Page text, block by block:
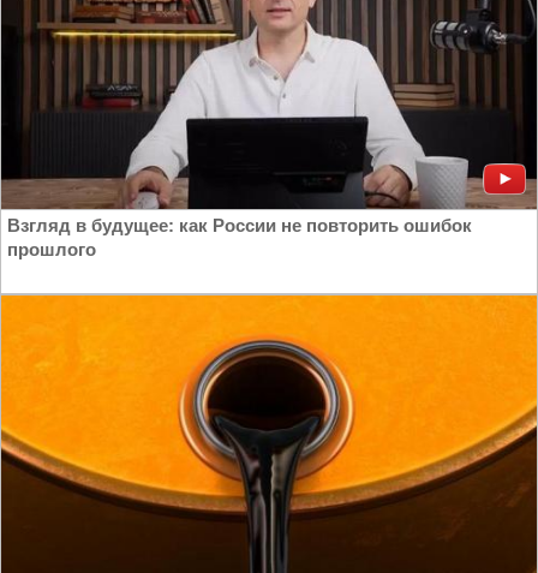
Взгляд в будущее: как России не повторить ошибок
прошлого